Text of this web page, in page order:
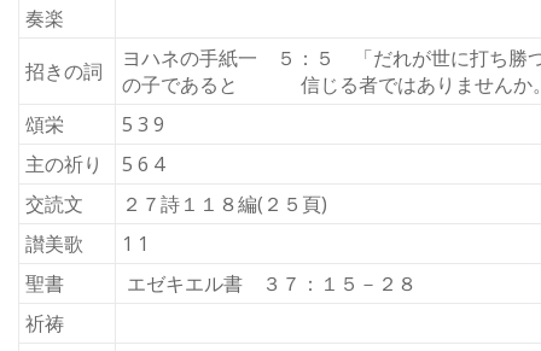
奏楽
招きの詞
ヨハネの手紙一 ５：５ 「だれが世に打ち勝
の子であると 信じる者ではありませんか
頌栄
5 3 9
主の祈り
5 6 4
交読文
２７詩１１８編(２５頁)
讃美歌
1 1
聖書
エゼキエル書 ３７：１５－２８
祈祷